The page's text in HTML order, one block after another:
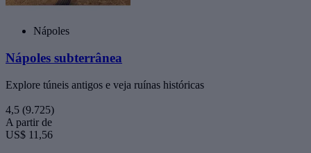
Nápoles
Nápoles subterrânea
Explore túneis antigos e veja ruínas históricas
4,5 (9.725)
A partir de
US$ 11,56